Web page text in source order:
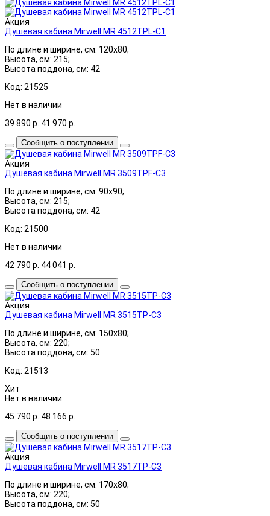
Акция
Душевая кабина Mirwell MR 4512TPL-C1
По длине и ширине, см: 120x80;
Высота, см: 215;
Высота поддона, см: 42
Код: 21525
Нет в наличии
39 890 р. 41 970 р.
Сообщить о поступлении
Акция
Душевая кабина Mirwell MR 3509TPF-C3
По длине и ширине, см: 90x90;
Высота, см: 215;
Высота поддона, см: 42
Код: 21500
Нет в наличии
42 790 р. 44 041 р.
Сообщить о поступлении
Акция
Душевая кабина Mirwell MR 3515TP-C3
По длине и ширине, см: 150x80;
Высота, см: 220;
Высота поддона, см: 50
Код: 21513
Хит
Нет в наличии
45 790 р. 48 166 р.
Сообщить о поступлении
Акция
Душевая кабина Mirwell MR 3517TP-C3
По длине и ширине, см: 170x80;
Высота, см: 220;
Высота поддона, см: 50